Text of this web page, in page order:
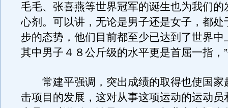
毛毛、张喜燕等世界冠军的诞生也为我们的
心剂。可以讲，无论是男子还是女子，都处
步的态势，他们目前都至少已达到了世界中
其中男子４８公斤级的水平更是首屈一指，
常建平强调，突出成绩的取得也使国家
击项目的发展，这对从事这项运动的运动员